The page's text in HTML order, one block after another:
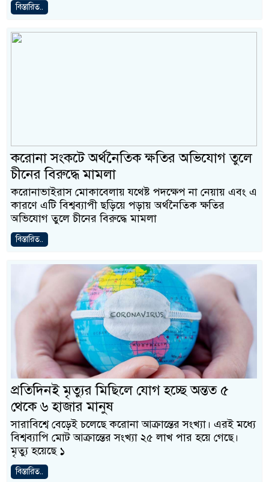
বিস্তারিত..
করোনা সংকটে অর্থনৈতিক ক্ষতির অভিযোগ তুলে
চীনের বিরুদ্ধে মামলা
করোনাভাইরাস মোকাবেলায় যথেষ্ট পদক্ষেপ না নেয়ায় এবং এ
কারণে এটি বিশ্বব্যাপী ছড়িয়ে পড়ায় অর্থনৈতিক ক্ষতির
অভিযোগ তুলে চীনের বিরুদ্ধে মামলা
বিস্তারিত..
প্রতিদিনই মৃত্যুর মিছিলে যোগ হচ্ছে অন্তত ৫
থেকে ৬ হাজার মানুষ
সারাবিশ্বে বেড়েই চলেছে করোনা আক্রান্তের সংখ্যা। এরই মধ্যে
বিশ্বব্যাপি মোট আক্রান্তের সংখ্যা ২৫ লাখ পার হয়ে গেছে।
মৃত্যু হয়েছে ১
বিস্তারিত..